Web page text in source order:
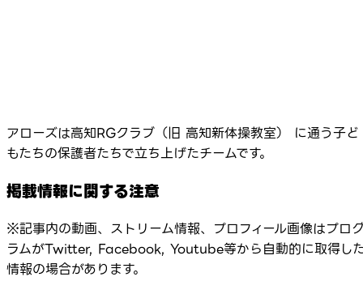
アローズは高知RGクラブ（旧 高知新体操教室） に通う子ど
もたちの保護者たちで立ち上げたチームです。
掲載情報に関する注意
※記事内の動画、ストリーム情報、プロフィール画像はプロ
ラムがTwitter, Facebook, Youtube等から自動的に取得し
情報の場合があります。